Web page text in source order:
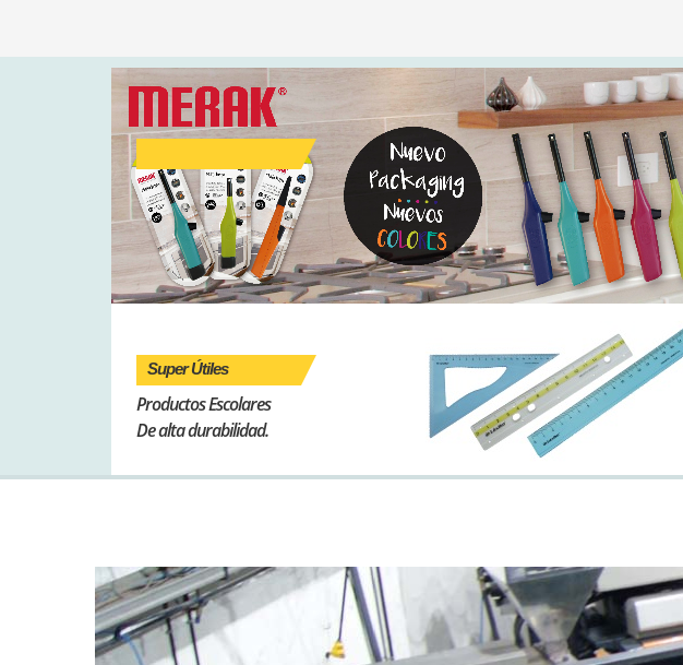
Super Útiles
Productos Escolares
De alta durabilidad.